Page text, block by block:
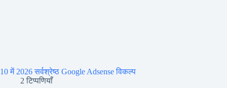
10 में 2026 सर्वश्रेष्ठ Google Adsense विकल्प
2 टिप्पणियाँ